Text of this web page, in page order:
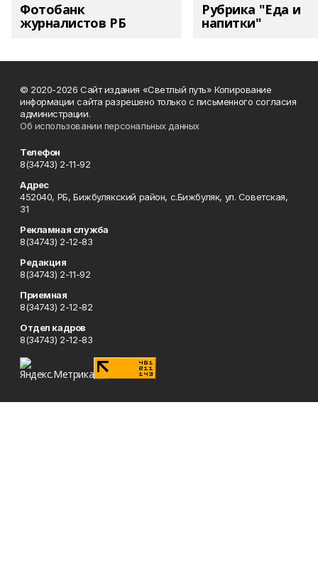
Фотобанк
журналистов РБ
Рубрика "Еда и
напитки"
© 2020-2026 Сайт издания «Светлый путь» Копирование
информации сайта разрешено только с письменного согласия
администрации.
Об использовании персональных данных
Телефон
8(34743) 2-11-92
Адрес
452040, РБ, Бижбулякский район, с.Бижбуляк, ул. Советская,
31
Рекламная служба
8(34743) 2-12-83
Редакция
8(34743) 2-11-92
Приемная
8(34743) 2-12-82
Отдел кадров
8(34743) 2-12-83